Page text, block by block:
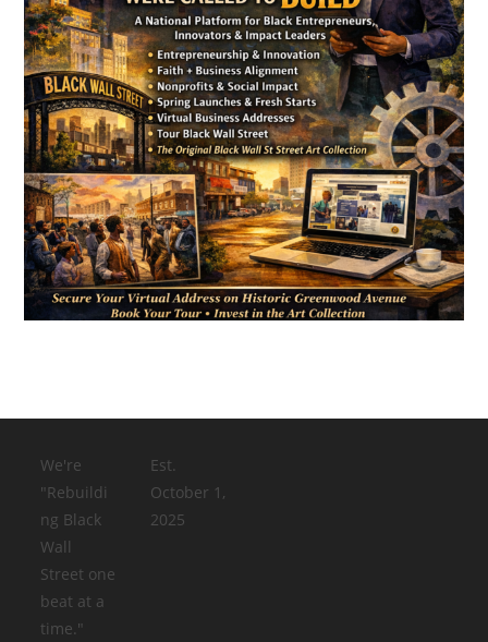
We're
"Rebuildi
ng Black
Wall
Street one
beat at a
time."
Est.
October 1,
2025